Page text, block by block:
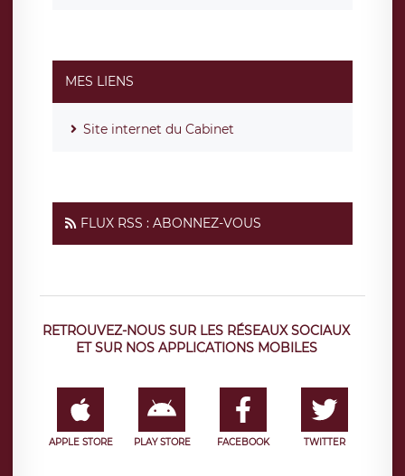
MES LIENS
Site internet du Cabinet
FLUX RSS : ABONNEZ-VOUS
RETROUVEZ-NOUS SUR LES RÉSEAUX SOCIAUX
ET SUR NOS APPLICATIONS MOBILES
APPLE STORE PLAY STORE FACEBOOK TWITTER